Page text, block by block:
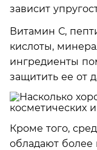
зависит
Витамин С,
кислоты,
ингредиенты
защитить ее от
Кроме того,
обладают более